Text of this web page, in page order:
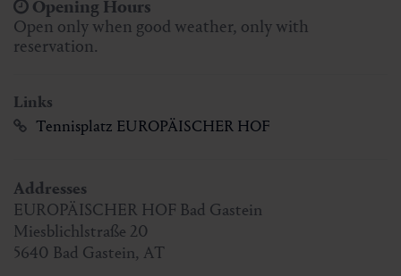
Opening Hours
Open only when good weather, only with
reservation.
Links
Tennisplatz EUROPÄISCHER HOF
Addresses
EUROPÄISCHER HOF Bad Gastein
Miesblichlstraße 20
5640 Bad Gastein, AT